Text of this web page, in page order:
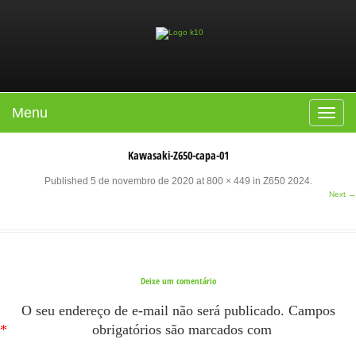
Toggle
Menu
Kawasaki-Z650-capa-01
Published 5 de novembro de 2020at800 × 449 in Z650 2024.
Next →
Deixe um comentário
O seu endereço de e-mail não será publicado. Campos
obrigatórios são marcados com
*